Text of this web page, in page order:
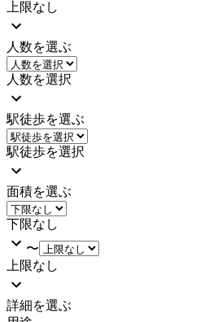
上限なし
人数を選ぶ
人数を選択
駅徒歩を選ぶ
駅徒歩を選択
面積を選ぶ
下限なし
〜
上限なし
詳細を選ぶ